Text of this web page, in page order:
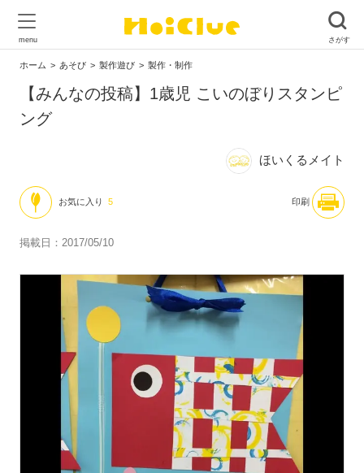
ホーム あそび 製作遊び 製作・制作
【みんなの投稿】1歳児 こいのぼりスタンピ
ング
ほいくるメイト
お気に入り 5 印刷
掲載日：2017/05/10